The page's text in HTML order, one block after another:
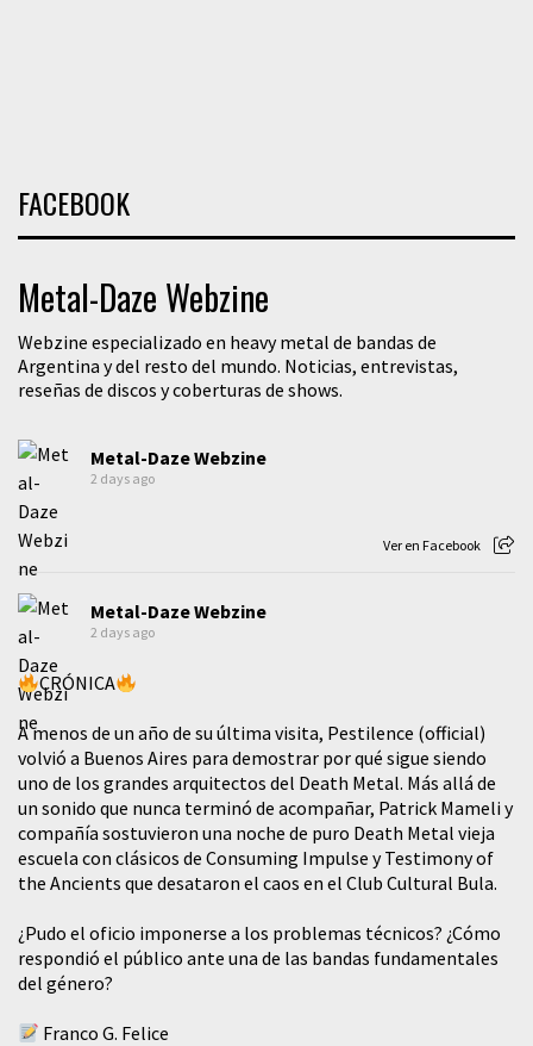
FACEBOOK
Metal-Daze Webzine
Webzine especializado en heavy metal de bandas de
Argentina y del resto del mundo. Noticias, entrevistas,
reseñas de discos y coberturas de shows.
Metal-Daze Webzine
2 days ago
Ver en Facebook
Metal-Daze Webzine
2 days ago
CRÓNICA
A menos de un año de su última visita, Pestilence (official)
volvió a Buenos Aires para demostrar por qué sigue siendo
uno de los grandes arquitectos del Death Metal. Más allá de
un sonido que nunca terminó de acompañar, Patrick Mameli y
compañía sostuvieron una noche de puro Death Metal vieja
escuela con clásicos de Consuming Impulse y Testimony of
the Ancients que desataron el caos en el Club Cultural Bula.
¿Pudo el oficio imponerse a los problemas técnicos? ¿Cómo
respondió el público ante una de las bandas fundamentales
del género?
Franco G. Felice